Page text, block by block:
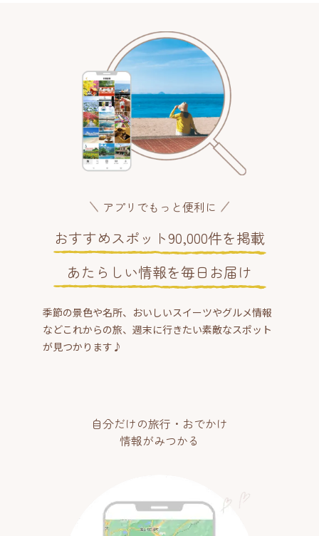
アプリでもっと便利に
おすすめスポット90,000件を掲載
あたらしい情報を毎日お届け
季節の景色や名所、おいしいスイーツやグルメ情報
などこれからの旅、週末に行きたい素敵なスポット
が見つかります♪
自分だけの旅行・おでかけ
情報がみつかる